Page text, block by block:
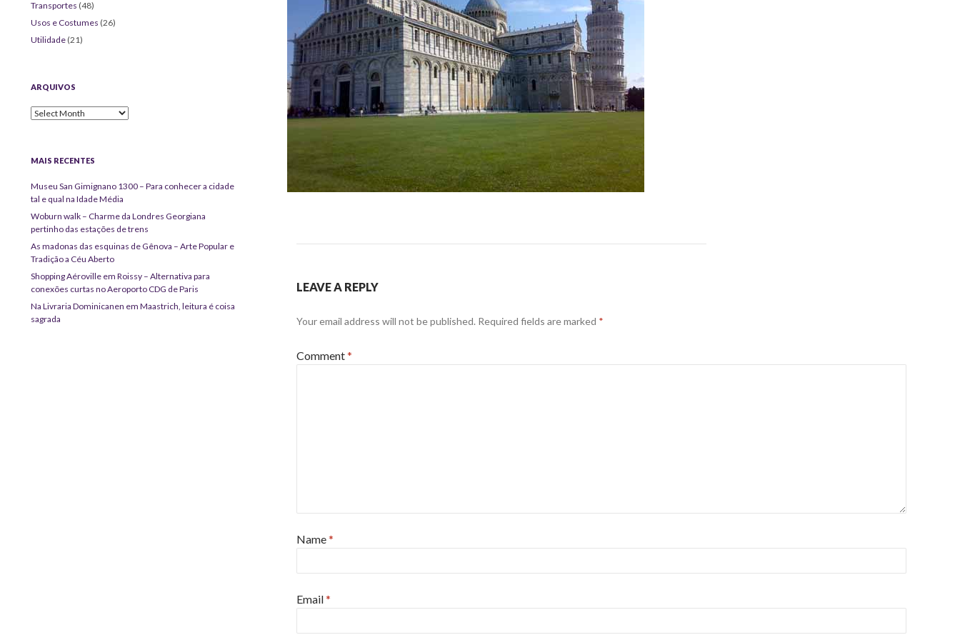
LEAVE A REPLY
Your email address will not be published. Required fields are marked *
Comment*
Name*
Email*
Transportes (48)
Usos e Costumes (26)
Utilidade (21)
ARQUIVOS
Arquivos
MAIS RECENTES
Museu San Gimignano 1300 – Para conhecer a cidade
tal e qual na Idade Média
Woburn walk – Charme da Londres Georgiana
pertinho das estações de trens
As madonas das esquinas de Gênova – Arte Popular e
Tradição a Céu Aberto
Shopping Aéroville em Roissy – Alternativa para
conexões curtas no Aeroporto CDG de Paris
Na Livraria Dominicanen em Maastrich, leitura é coisa
sagrada